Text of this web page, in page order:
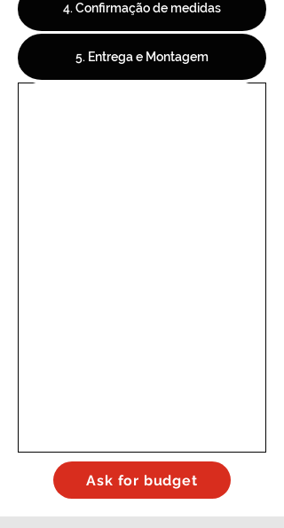
4. Confirmação de medidas
5. Entrega e Montagem
Ask for budget